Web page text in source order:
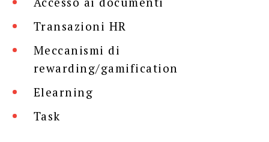
Transazioni HR
Meccanismi di
rewarding/gamification
Elearning
Task